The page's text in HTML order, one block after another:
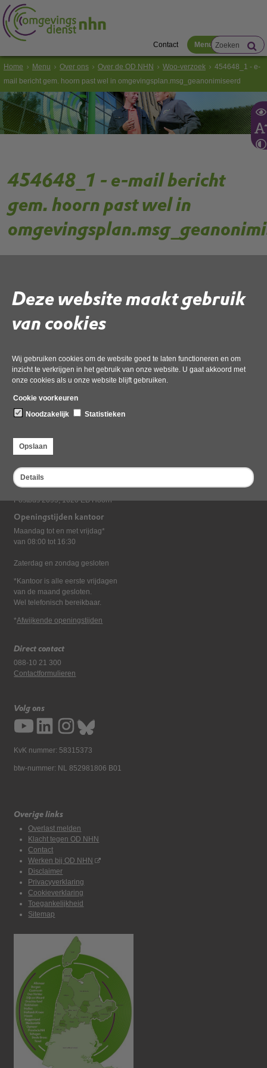
Deze website maakt gebruik
van cookies
Wij gebruiken cookies om de website goed te laten functioneren en om
inzicht te verkrijgen in het gebruik van onze website. U gaat akkoord met
onze cookies als u onze website blijft gebruiken.
Cookie voorkeuren
Noodzakelijk
Statistieken
Opslaan
Details
Contact Menu
Home Menu Over ons Over de OD NHN Woo-verzoek
454648_1 - e-
mail bericht gem. hoorn past wel in omgevingsplan.msg_geanonimiseerd
454648_1 - e-mail bericht
gem. hoorn past wel in
omgevingsplan.msg_geanonimiseerd’,
02 juni 2026,pdf, 668kB
Bezoekadres
Dampten 2, 1624 NR Hoorn
Postadres
Postbus 2095, 1620 EB Hoorn
Openingstijden kantoor
Maandag tot en met vrijdag*
van 08:00 tot 16:30
Zaterdag en zondag gesloten
*Kantoor is alle eerste vrijdagen
van de maand gesloten.
Wel telefonisch bereikbaar.
*Afwijkende openingstijden
Direct contact
088-10 21 300
Contactformulieren
Volg ons
KvK nummer: 58315373
btw-nummer: NL 852981806 B01
Overige links
Overlast melden
Klacht tegen OD NHN
Contact
Werken bij OD NHN
Disclaimer
Privacyverklaring
Cookieverklaring
Toegankelijkheid
Sitemap